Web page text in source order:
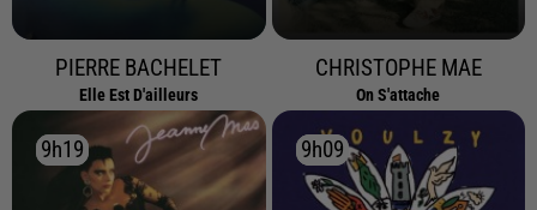
PIERRE BACHELET
Elle Est D'ailleurs
CHRISTOPHE MAE
On S'attache
9h19
9h19 9h09
9h09